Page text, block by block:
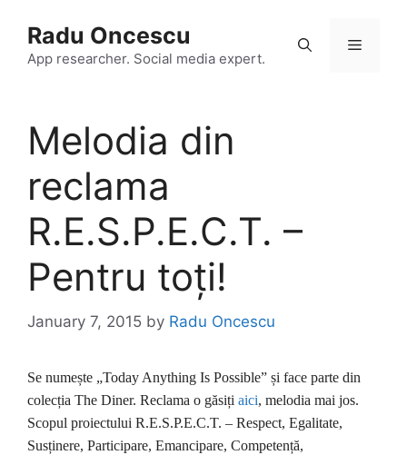
content
Radu Oncescu
App researcher. Social media expert.
Menu
Melodia din
reclama
R.E.S.P.E.C.T. –
Pentru toți!
January 7, 2015 by Radu Oncescu
Se numește „Today Anything Is Possible” și face parte din
colecția The Diner. Reclama o găsiți aici, melodia mai jos.
Scopul proiectului R.E.S.P.E.C.T. – Respect, Egalitate,
Susținere, Participare, Emancipare, Competență,